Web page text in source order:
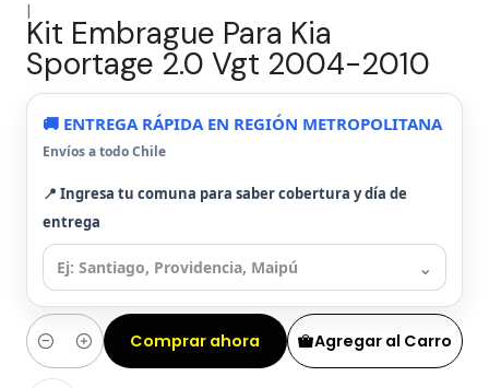
|
Kit Embrague Para Kia
Sportage 2.0 Vgt 2004-2010
🚚 ENTREGA RÁPIDA EN REGIÓN METROPOLITANA
Envíos a todo Chile
📍 Ingresa tu comuna para saber cobertura y día de
entrega
⌄
Cantidad
Agregar al Carro
Comprar ahora